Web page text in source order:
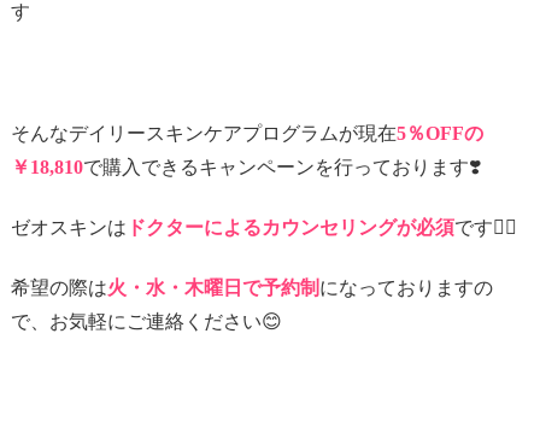
す
そんなデイリースキンケアプログラムが現在5％OFFの
￥18,810で購入できるキャンペーンを行っております❣️
ゼオスキンは ドクターによるカウンセリングが必須です💁‍♀️
希望の際は火・水・木曜日で予約制 になっておりますの
で、お気軽にご連絡ください😊